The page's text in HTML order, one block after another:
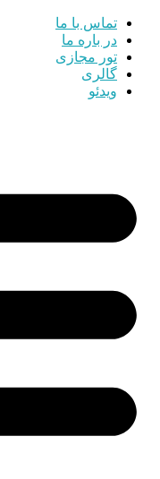
تماس با ما
در باره ما
تور مجازی
گالری
ویدئو